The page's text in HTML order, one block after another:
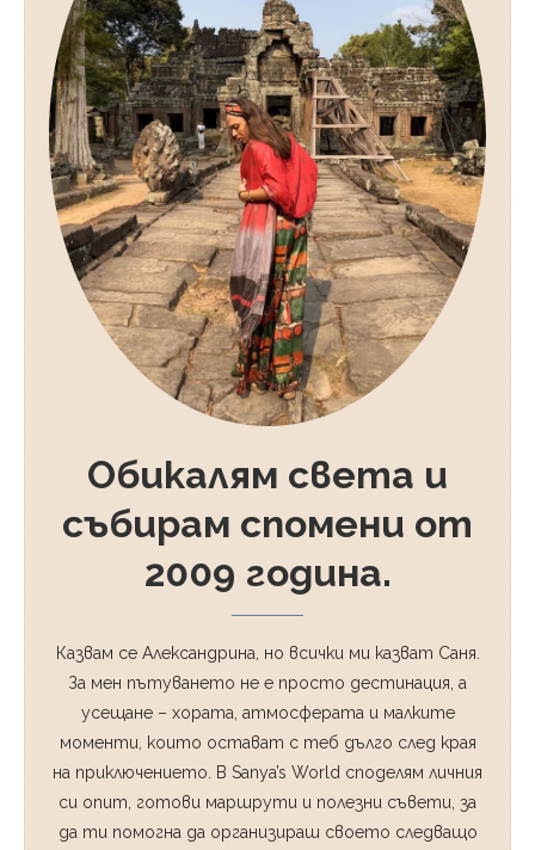
Обикалям света и
събирам спомени от
2009 година.
Казвам се Александрина, но всички ми казват Саня.
За мен пътуването не е просто дестинация, а
усещане – хората, атмосферата и малките
моменти, които остават с теб дълго след края
на приключението. В Sanya’s World споделям личния
си опит, готови маршрути и полезни съвети, за
да ти помогна да организираш своето следващо